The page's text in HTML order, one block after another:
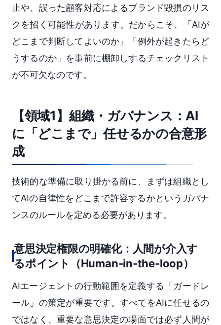
止や、誤った顧客対応によるブランド毀損のリス
クを招く可能性があります。だからこそ、「AIが
どこまで判断してよいのか」「例外が起きたらど
うするのか」を事前に棚卸しするチェックリスト
が不可欠なのです。
【領域1】組織・ガバナンス：AI
に「どこまで」任せるかの合意形
成
技術的な準備に取り掛かる前に、まずは組織とし
てAIの自律性をどこまで許容するかというガバナ
ンスのルールを定める必要があります。
意思決定権限の明確化：人間が介入す
るポイント（Human-in-the-loop）
AIエージェントの行動範囲を定義する「ガードレ
ール」の策定が重要です。すべてをAIに任せるの
ではなく、重要な意思決定の場面では必ず人間が